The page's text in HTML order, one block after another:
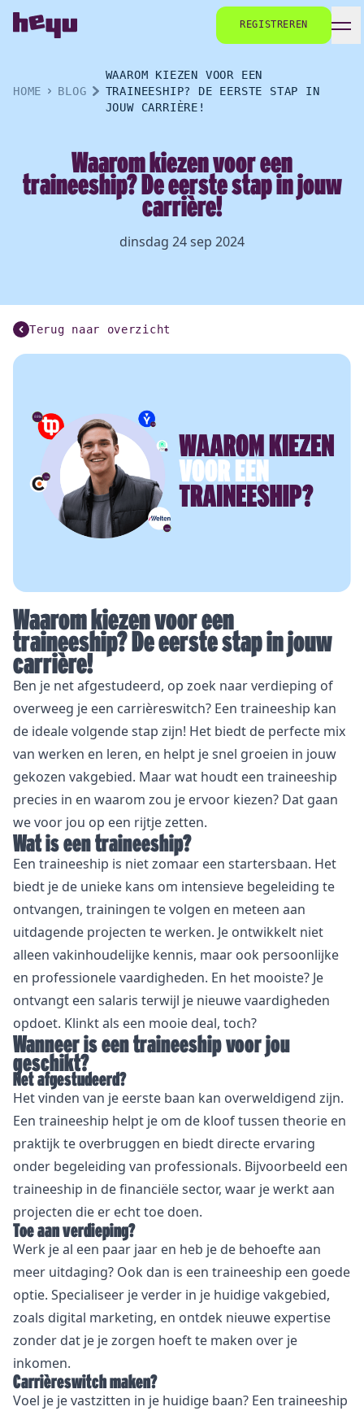
REGISTREREN
HOME BLOG
WAAROM KIEZEN VOOR EEN
TRAINEESHIP? DE EERSTE STAP IN
JOUW CARRIÈRE!
Waarom kiezen voor een
traineeship? De eerste stap in jouw
carrière!
dinsdag 24 sep 2024
Terug naar overzicht
Waarom kiezen voor een
traineeship? De eerste stap in jouw
carrière!
Ben je net afgestudeerd, op zoek naar verdieping of
overweeg je een carrièreswitch? Een traineeship kan
de ideale volgende stap zijn! Het biedt de perfecte mix
van werken en leren, en helpt je snel groeien in jouw
gekozen vakgebied. Maar wat houdt een traineeship
precies in en waarom zou je ervoor kiezen? Dat gaan
we voor jou op een rijtje zetten.
Wat is een traineeship?
Een traineeship is niet zomaar een startersbaan. Het
biedt je de unieke kans om intensieve begeleiding te
ontvangen, trainingen te volgen en meteen aan
uitdagende projecten te werken. Je ontwikkelt niet
alleen vakinhoudelijke kennis, maar ook persoonlijke
en professionele vaardigheden. En het mooiste? Je
ontvangt een salaris terwijl je nieuwe vaardigheden
opdoet. Klinkt als een mooie deal, toch?
Wanneer is een traineeship voor jou
geschikt?
Net afgestudeerd?
Het vinden van je eerste baan kan overweldigend zijn.
Een traineeship helpt je om de kloof tussen theorie en
praktijk te overbruggen en biedt directe ervaring
onder begeleiding van professionals. Bijvoorbeeld een
traineeship in de financiële sector, waar je werkt aan
projecten die er echt toe doen.
Toe aan verdieping?
Werk je al een paar jaar en heb je de behoefte aan
meer uitdaging? Ook dan is een traineeship een goede
optie. Specialiseer je verder in je huidige vakgebied,
zoals digital marketing, en ontdek nieuwe expertise
zonder dat je je zorgen hoeft te maken over je
inkomen.
Carrièreswitch maken?
Voel je je vastzitten in je huidige baan? Een traineeship